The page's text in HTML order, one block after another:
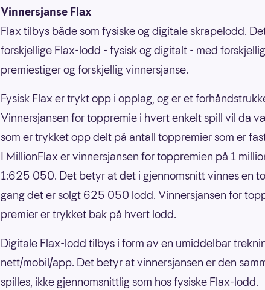
Vinnersjanse Flax
Flax tilbys både som fysiske og digitale skrapelodd.
forskjellige Flax-lodd - fysisk og digitalt - med
premiestiger og forskjellig vinnersjanse.
Fysisk Flax er trykt opp i opplag, og er et
Vinnersjansen for toppremie i hvert enkelt spill vil da
som er trykket opp delt på antall toppremier som er
I MillionFlax er vinnersjansen for toppremien på 1
1:625 050. Det betyr at det i gjennomsnitt vinnes en
gang det er solgt 625 050 lodd. Vinnersjansen for
premier er trykket bak på hvert lodd.
Digitale Flax-lodd tilbys i form av en umiddelbar
nett/mobil/app. Det betyr at vinnersjansen er den
spilles, ikke gjennomsnittlig som hos fysiske Flax-lodd.